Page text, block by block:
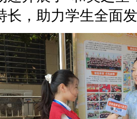
长，助力学生全面